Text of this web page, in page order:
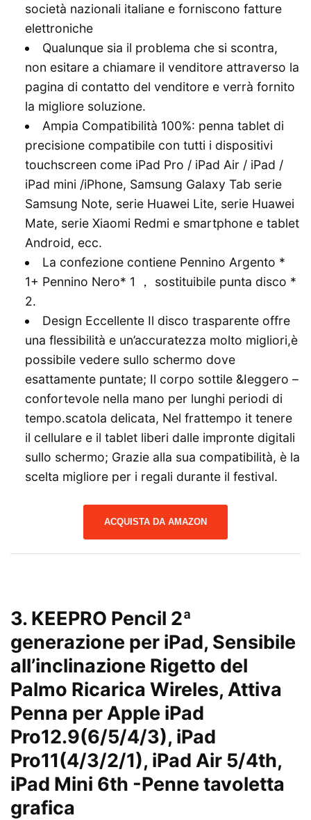
società nazionali italiane e forniscono fatture
elettroniche
Qualunque sia il problema che si scontra,
non esitare a chiamare il venditore attraverso la
pagina di contatto del venditore e verrà fornito
la migliore soluzione.
Ampia Compatibilità 100%: penna tablet di
precisione compatibile con tutti i dispositivi
touchscreen come iPad Pro / iPad Air / iPad /
iPad mini /iPhone, Samsung Galaxy Tab serie
Samsung Note, serie Huawei Lite, serie Huawei
Mate, serie Xiaomi Redmi e smartphone e tablet
Android, ecc.
La confezione contiene Pennino Argento *
1+ Pennino Nero* 1 ， sostituibile punta disco *
2.
Design Eccellente Il disco trasparente offre
una flessibilità e un’accuratezza molto migliori,è
possibile vedere sullo schermo dove
esattamente puntate; Il corpo sottile &Ieggero –
confortevole nella mano per lunghi periodi di
tempo.scatola delicata, Nel frattempo it tenere
il cellulare e il tablet liberi dalle impronte digitali
sullo schermo; Grazie alla sua compatibilità, è la
scelta migliore per i regali durante il festival.
ACQUISTA DA AMAZON
3. KEEPRO Pencil 2ª
generazione per iPad, Sensibile
all’inclinazione Rigetto del
Palmo Ricarica Wireles, Attiva
Penna per Apple iPad
Pro12.9(6/5/4/3), iPad
Pro11(4/3/2/1), iPad Air 5/4th,
iPad Mini 6th -Penne tavoletta
grafica